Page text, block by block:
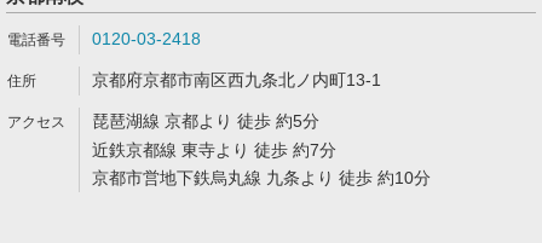
0120-03-2418
京都府京都市南区西九条北ノ内町13-1
琵琶湖線 京都より 徒歩 約5分
近鉄京都線 東寺より 徒歩 約7分
京都市営地下鉄烏丸線 九条より 徒歩 約10分